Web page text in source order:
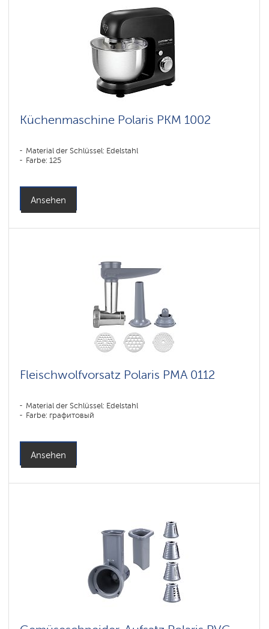
Küchenmaschine Polaris PKM 1002
Material der Schlüssel: Edelstahl
Farbe: 125
Ansehen
Fleischwolfvorsatz Polaris PMA 0112
Material der Schlüssel: Edelstahl
Farbe: графитовый
Ansehen